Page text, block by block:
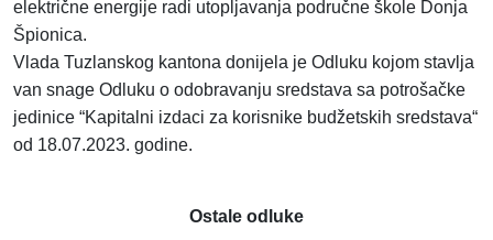
električne energije radi utopljavanja područne škole Donja
Špionica.
Vlada Tuzlanskog kantona donijela je Odluku kojom stavlja
van snage Odluku o odobravanju sredstava sa potrošačke
jedinice “Kapitalni izdaci za korisnike budžetskih sredstava“
od 18.07.2023. godine.
Ostale odluke